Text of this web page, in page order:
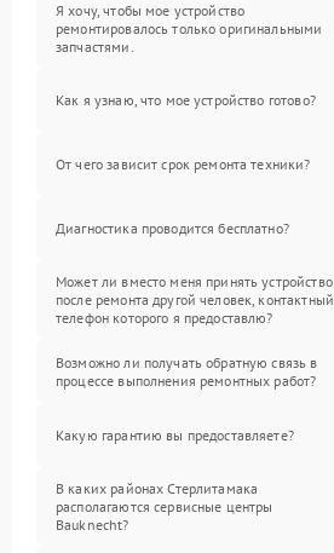
Я хочу, чтобы мое устройство
ремонтировалось только оригинальными
запчастями.
Как я узнаю, что мое устройство готово?
От чего зависит срок ремонта техники?
Диагностика проводится бесплатно?
Может ли вместо меня принять устройство
после ремонта другой человек, контактный
телефон которого я предоставлю?
Возможно ли получать обратную связь в
процессе выполнения ремонтных работ?
Какую гарантию вы предоставляете?
В каких районах Стерлитамака
располагаются сервисные центры
Bauknecht?